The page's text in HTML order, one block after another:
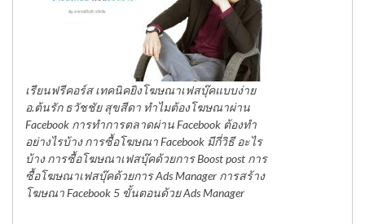
เรียนฟรีคอร์ส เทคนิคยิงโฆษณาเฟสบุ๊คแบบง่าย
อ.ต้นรัก ธวัชชัย สุขสีดา ทำไมต้องโฆษณาผ่าน
Facebook การทำการตลาดผ่าน Facebook ต้องทำ
อย่างไรบ้าง การซื้อโฆษณา Facebook มีกี่วิธี อะไร
บ้าง การซื้อโฆษณาเฟสบุ๊คด้วยการ Boost post การ
ซื้อโฆษณาเฟสบุ๊คด้วยการ Ads Manager การสร้าง
โฆษณา Facebook 5 ขั้นตอนด้วย Ads Manager